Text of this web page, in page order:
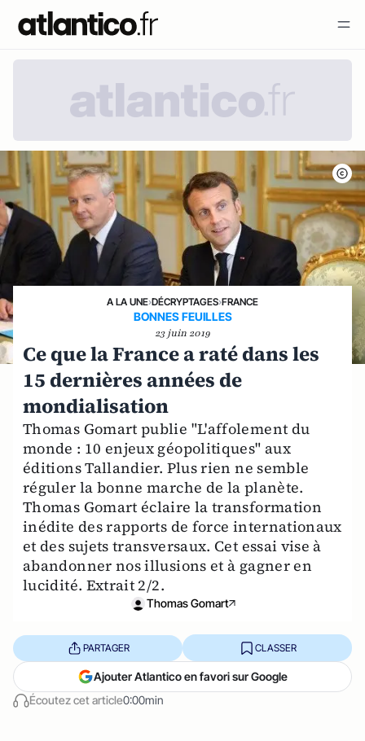
A LA UNE›DÉCRYPTAGES›FRANCE
BONNES FEUILLES
23 juin 2019
Ce que la France a raté dans les
15 dernières années de
mondialisation
Thomas Gomart publie "L'affolement du
monde : 10 enjeux géopolitiques" aux
éditions Tallandier. Plus rien ne semble
réguler la bonne marche de la planète.
Thomas Gomart éclaire la transformation
inédite des rapports de force internationaux
et des sujets transversaux. Cet essai vise à
abandonner nos illusions et à gagner en
lucidité. Extrait 2/2.
Thomas Gomart
Écoutez cet article0:00min
PARTAGER CLASSER
Ajouter Atlantico en favori sur Google